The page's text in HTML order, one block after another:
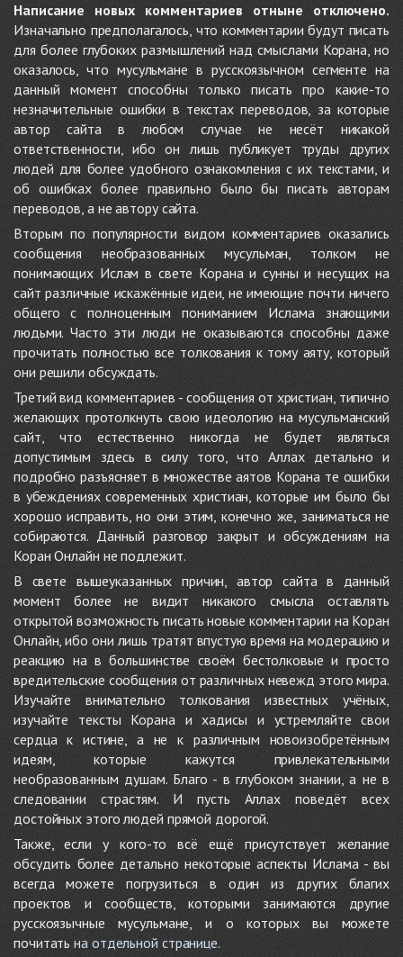
Написание новых комментариев отныне отключено.
Изначально предполагалось, что комментарии будут писать
для более глубоких размышлений над смыслами Корана, но
оказалось, что мусульмане в русскоязычном сегменте на
данный момент способны только писать про какие-то
незначительные ошибки в текстах переводов, за которые
автор сайта в любом случае не несёт никакой
ответственности, ибо он лишь публикует труды других
людей для более удобного ознакомления с их текстами, и
об ошибках более правильно было бы писать авторам
переводов, а не автору сайта.
Вторым по популярности видом комментариев оказались
сообщения необразованных мусульман, толком не
понимающих Ислам в свете Корана и сунны и несущих на
сайт различные искажённые идеи, не имеющие почти ничего
общего с полноценным пониманием Ислама знающими
людьми. Часто эти люди не оказываются способны даже
прочитать полностью все толкования к тому аяту, который
они решили обсуждать.
Третий вид комментариев - сообщения от христиан, типично
желающих протолкнуть свою идеологию на мусульманский
сайт, что естественно никогда не будет являться
допустимым здесь в силу того, что Аллах детально и
подробно разъясняет в множестве аятов Корана те ошибки
в убеждениях современных христиан, которые им было бы
хорошо исправить, но они этим, конечно же, заниматься не
собираются. Данный разговор закрыт и обсуждениям на
Коран Онлайн не подлежит.
В свете вышеуказанных причин, автор сайта в данный
момент более не видит никакого смысла оставлять
открытой возможность писать новые комментарии на Коран
Онлайн, ибо они лишь тратят впустую время на модерацию и
реакцию на в большинстве своём бестолковые и просто
вредительские сообщения от различных невежд этого мира.
Изучайте внимательно толкования известных учёных,
изучайте тексты Корана и хадисы и устремляйте свои
сердца к истине, а не к различным новоизобретённым
идеям, которые кажутся привлекательными
необразованным душам. Благо - в глубоком знании, а не в
следовании страстям. И пусть Аллах поведёт всех
достойных этого людей прямой дорогой.
Также, если у кого-то всё ещё присутствует желание
обсудить более детально некоторые аспекты Ислама - вы
всегда можете погрузиться в один из других благих
проектов и сообществ, которыми занимаются другие
русскоязычные мусульмане, и о которых вы можете
почитатьна отдельной странице.